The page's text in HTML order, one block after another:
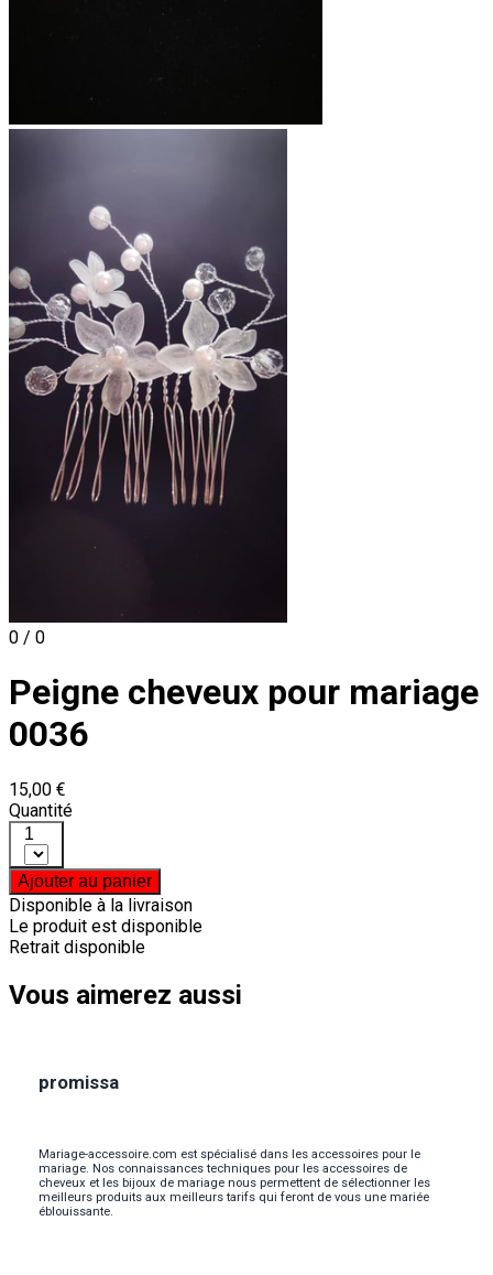
0 / 0
Peigne cheveux pour mariage
0036
15,00 €
Quantité
1
Ajouter au panier
Disponible à la livraison
Le produit est disponible
Retrait disponible
Vous aimerez aussi
promissa
Mariage-accessoire.com est spécialisé dans les accessoires pour le
mariage. Nos connaissances techniques pour les accessoires de
cheveux et les bijoux de mariage nous permettent de sélectionner les
meilleurs produits aux meilleurs tarifs qui feront de vous une mariée
éblouissante.